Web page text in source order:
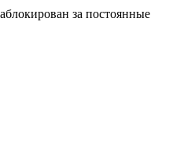
за постоянные